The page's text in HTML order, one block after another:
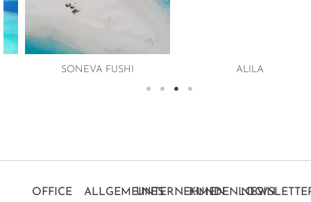
SONEVA FUSHI ALILA
OFFICE ALLGEMEINESUNTERNEHMENKUNDENLOGIN